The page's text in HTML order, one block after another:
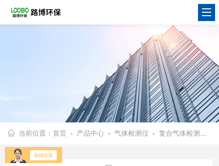
当前位置：首页 - 产品中心 -气体检测仪 -复合气体检测仪